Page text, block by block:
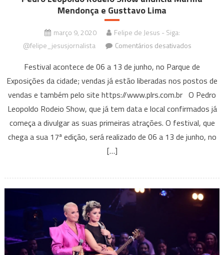
Mendonça e Gusttavo Lima
março 9, 2020
Felipe de Jesus - Siga:
@felipe_jesusjornalista
Comentários desativadosem
Leopoldo
Rodeio
Show
anuncia
Marília
Mendonça
Festival acontece de 06 a 13 de junho, no Parque de
Exposições da cidade; vendas já estão liberadas nos postos de
vendas e também pelo site https://www.plrs.com.br O Pedro
Leopoldo Rodeio Show, que já tem data e local confirmados já
começa a divulgar as suas primeiras atrações. O festival, que
chega a sua 17ª edição, será realizado de 06 a 13 de junho, no
[…]